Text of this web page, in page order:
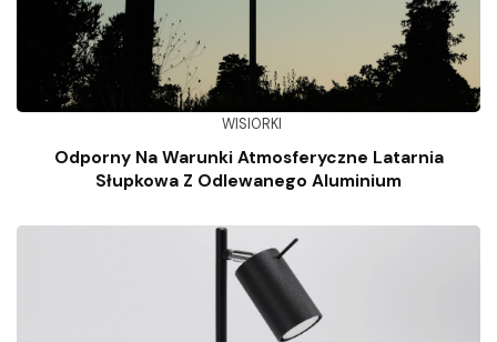
WISIORKI
Odporny Na Warunki Atmosferyczne Latarnia
Słupkowa Z Odlewanego Aluminium